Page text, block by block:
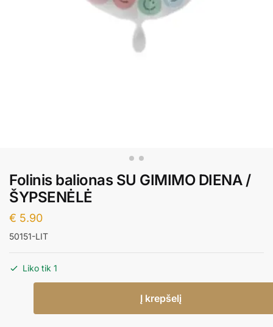
Folinis balionas SU GIMIMO DIENA /
ŠYPSENĖLĖ
€ 5.90
50151-LIT
Liko tik 1
Folinis
Į krepšelį